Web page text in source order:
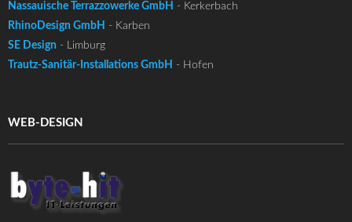
Nassauische Terrazzowerke GmbH - Kerkerbach
RhinoDesign GmbH - Karben
SE Design - Limburg
Trautz-Sanitär-Installations GmbH - Hofen
WEB-DESIGN